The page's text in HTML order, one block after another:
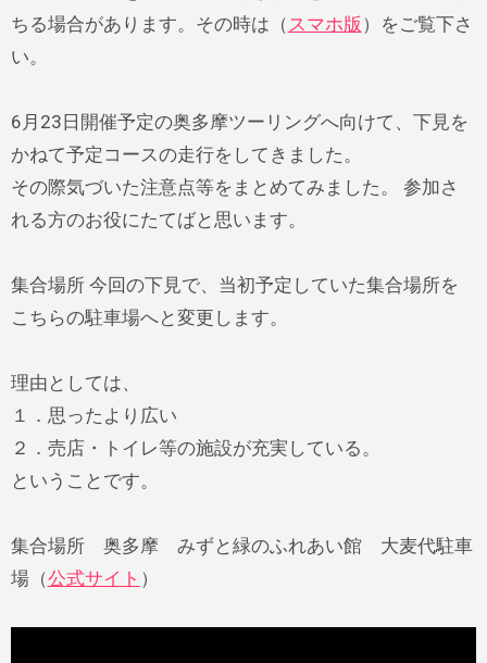
ちる場合があります。その時は（ スマホ版 ）をご覧下さ
い。
6月23日開催予定の奥多摩ツーリングへ向けて、下見を
かねて予定コースの走行をしてきました。
その際気づいた注意点等をまとめてみました。 参加さ
れる方のお役にたてばと思います。
集合場所 今回の下見で、当初予定していた集合場所を
こちらの駐車場へと変更します。
理由としては、
１．思ったより広い
２．売店・トイレ等の施設が充実している。
ということです。
集合場所 奥多摩 みずと緑のふれあい館 大麦代駐車
場（公式サイト ）